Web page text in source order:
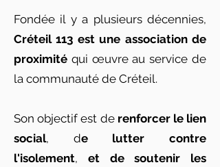
Fondée il y a plusieurs décennies,
Créteil 113 est une association de
proximité qui œuvre au service de
la communauté de Créteil.
Son objectif est de renforcer le lien
social, de lutter contre
l'isolement, et de soutenir les